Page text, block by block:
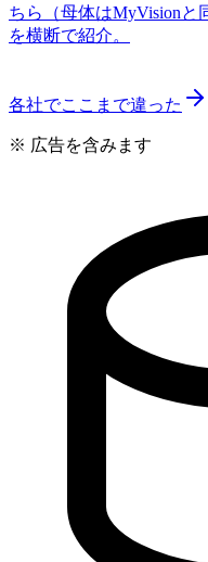
ちら（母体はMyVisionと
を横断で紹介。
各社でここまで違った
※ 広告を含みます